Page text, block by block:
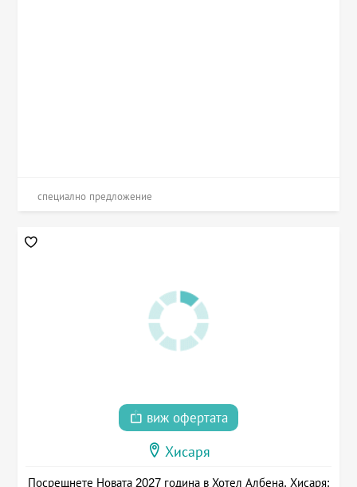
специално предложение
виж офертата
Хисаря
Посрещнете Новата 2027 година в Хотел Албена, Хисаря: